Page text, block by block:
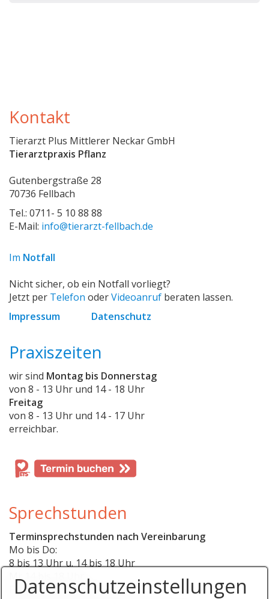
Kontakt
Tierarzt Plus Mittlerer Neckar GmbH
Tierarztpraxis Pflanz
Gutenbergstraße 28
70736 Fellbach
Tel.: 0711- 5 10 88 88
E-Mail: info@tierarzt-fellbach.de
Im Notfall
Nicht sicher, ob ein Notfall vorliegt?
Jetzt per Telefon oderVideoanruf beraten lassen.
Impressum
Datenschutz
Praxiszeiten
wir sind Montag bis Donnerstag
von 8 - 13 Uhr und 14 - 18 Uhr
Freitag
von 8 - 13 Uhr und 14 - 17 Uhr
erreichbar.
Sprechstunden
Terminsprechstunden nach Vereinbarung
Mo bis Do:
8 bis 13 Uhr u. 14 bis 18 Uhr
Mi: 14 bis 18 Uhr
Fr: 8 bis 13 u. 14 bis 17 Uhr
Datenschutzeinstellungen